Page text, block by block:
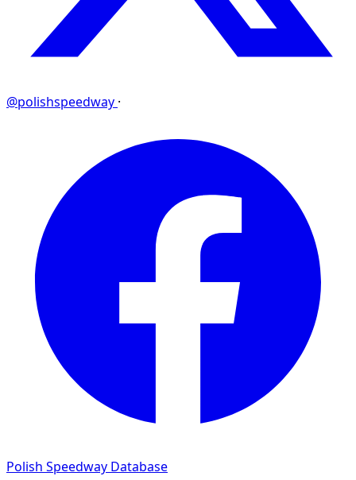
@polishspeedway ·
Polish Speedway Database